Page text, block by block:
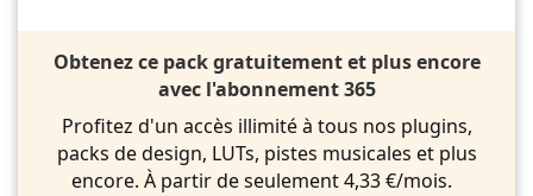
Obtenez ce pack gratuitement et plus encore
avec l'abonnement 365
Profitez d'un accès illimité à tous nos plugins,
packs de design, LUTs, pistes musicales et plus
encore. À partir de seulement 4,33 €/mois.